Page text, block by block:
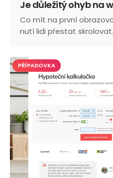
Je důležitý ohyb na
Co mít na první
nutí lidi přestat skrolovat.
PŘÍPADOVKA